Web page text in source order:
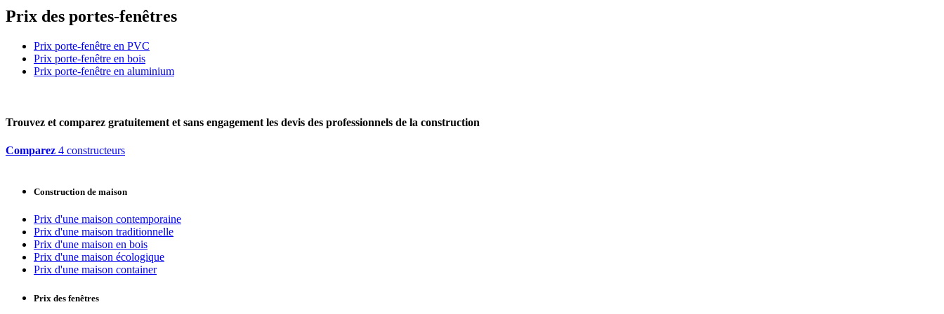
Prix des portes-fenêtres
Prix porte-fenêtre en PVC
Prix porte-fenêtre en bois
Prix porte-fenêtre en aluminium
Trouvez et comparez gratuitement et sans engagement les devis des professionnels de la construction
Comparez 4 constructeurs
Construction de maison
Prix d'une maison contemporaine
Prix d'une maison traditionnelle
Prix d'une maison en bois
Prix d'une maison écologique
Prix d'une maison container
Prix des fenêtres